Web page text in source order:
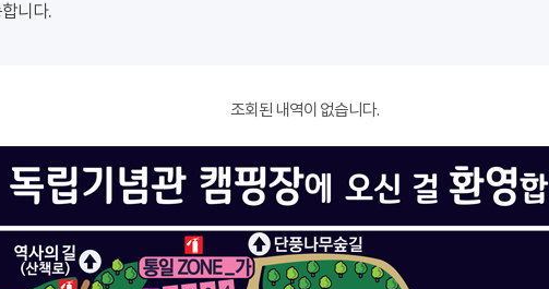
니다.
조회된 내역이 없습니다.